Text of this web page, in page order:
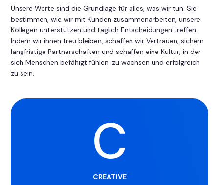
Unsere Werte sind die Grundlage für alles, was wir tun. Sie
bestimmen, wie wir mit Kunden zusammenarbeiten, unsere
Kollegen unterstützen und täglich Entscheidungen treffen.
Indem wir ihnen treu bleiben, schaffen wir Vertrauen, sichern
langfristige Partnerschaften und schaffen eine Kultur, in der
sich Menschen befähigt fühlen, zu wachsen und erfolgreich
zu sein.
C
CREATIVE